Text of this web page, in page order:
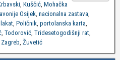
, Kuščić, Mohačka
Osijek, nacionalna zastava,
, Poličnik, portolanska karta,
, Todorović, Tridesetogodišnji rat,
Zagreb, Žuvetić